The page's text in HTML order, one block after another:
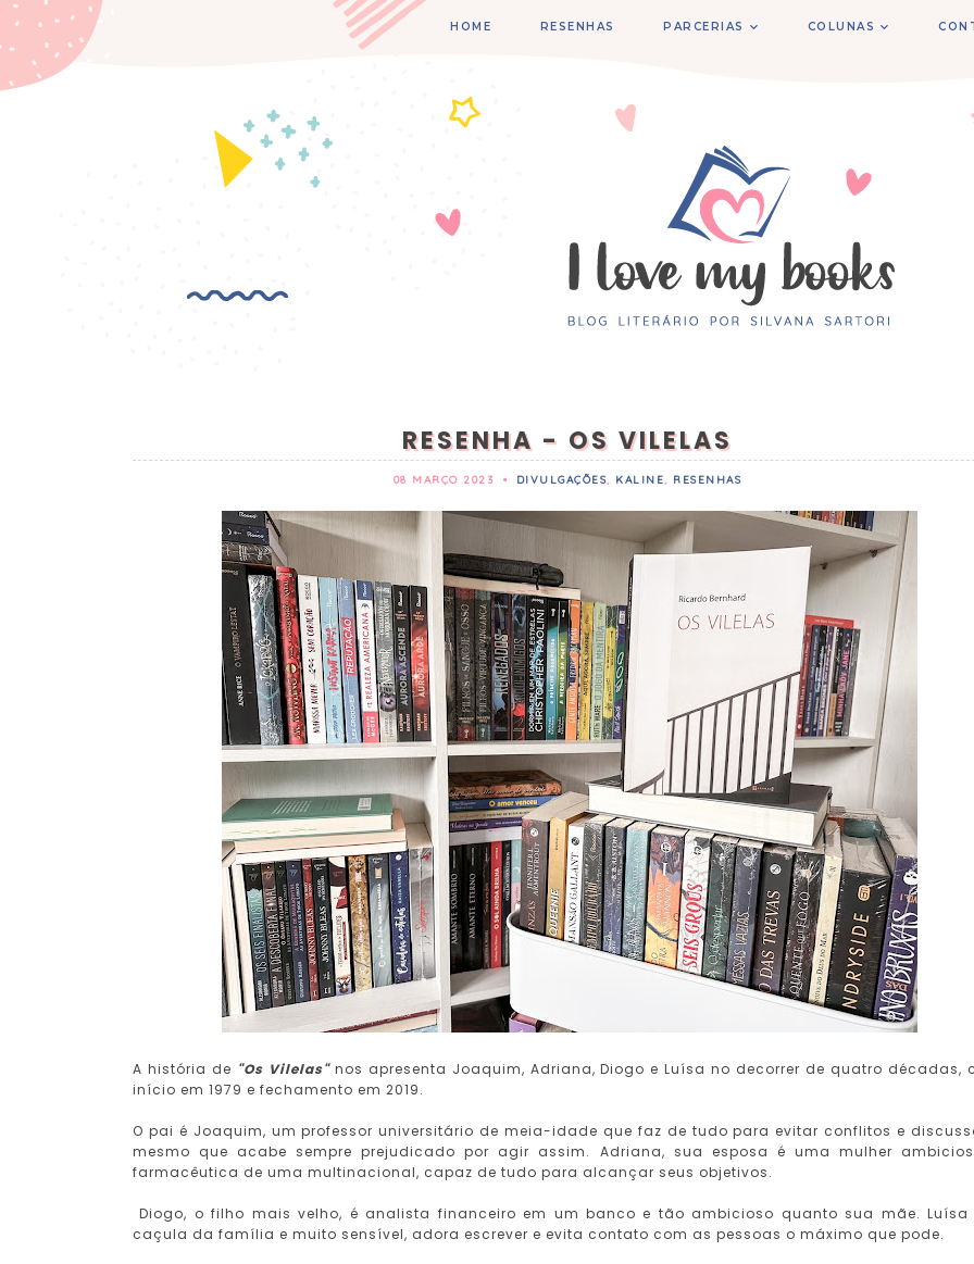
HOME RESENHAS PARCERIAS COLUNAS
RESENHA - OS VILELAS
08 MARÇO 2023 • DIVULGAÇÕES KALINE RESENHAS
A história de "Os Vilelas"nos apresenta Joaquim, Adriana, Diogo e Luísa no decorrer de quatro décadas,
início em 1979 e fechamento em 2019.
O pai é Joaquim, um professor universitário de meia-idade que faz de tudo para evitar conflitos e
mesmo que acabe sempre prejudicado por agir assim. Adriana, sua esposa é uma mulher
farmacêutica de uma multinacional, capaz de tudo para alcançar seus objetivos.
Diogo, o filho mais velho, é analista financeiro em um banco e tão ambicioso quanto sua mãe.
caçula da família e muito sensível, adora escrever e evita contato com as pessoas o máximo que pode.